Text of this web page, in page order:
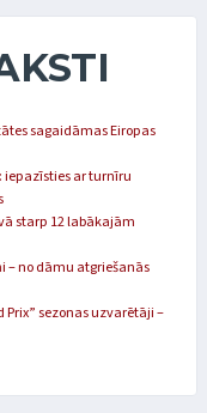
sagaidāmas Eiropas
iepazīsties ar turnīru
starp 12 labākajām
– no dāmu atgriešanās
sezonas uzvarētāji –